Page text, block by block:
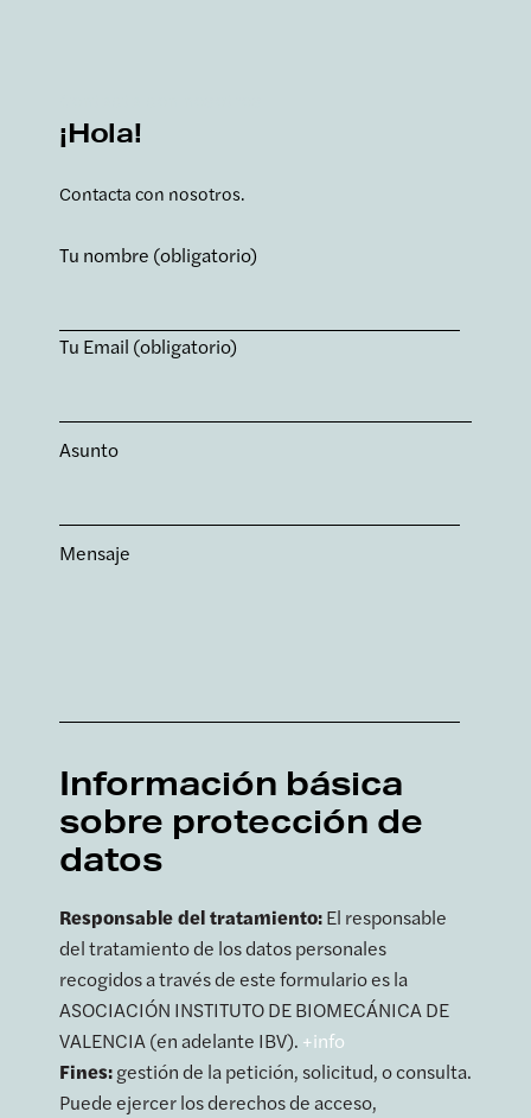
¡Hola!
Contacta con nosotros.
Tu nombre (obligatorio)
Tu Email (obligatorio)
Asunto
Mensaje
Información básica
sobre protección de
datos
Responsable del tratamiento:El responsable
del tratamiento de los datos personales
recogidos a través de este formulario es la
ASOCIACIÓN INSTITUTO DE BIOMECÁNICA DE
VALENCIA (en adelante IBV). +info
Fines:gestión de la petición, solicitud, o consulta.
Puede ejercer los derechos de acceso,